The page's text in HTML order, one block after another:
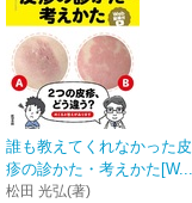
誰も教えてくれなかった皮
疹の診かた・考えかた[W...
松田 光弘(著)